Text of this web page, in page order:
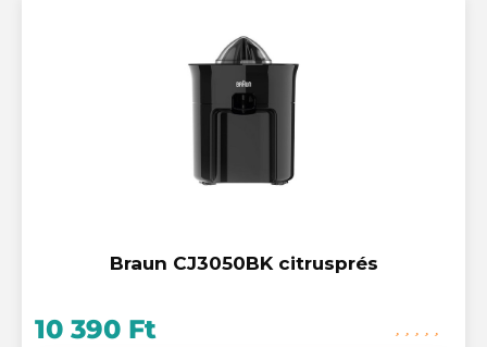
Braun CJ3050BK citrusprés
10 390 Ft